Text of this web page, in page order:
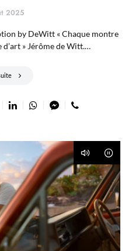
2025
by DeWitt « Chaque montre
» Jérôme de Witt.…